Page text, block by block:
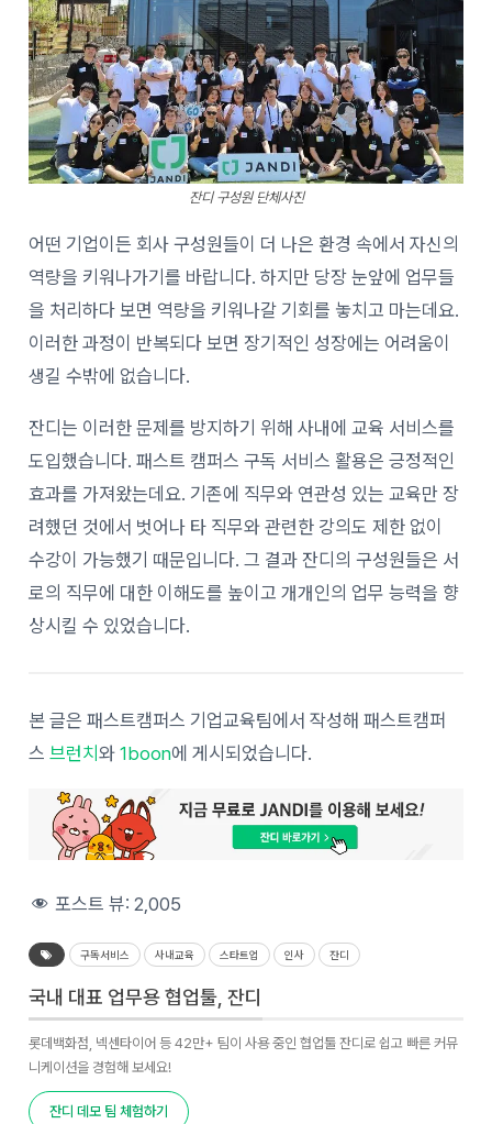
잔디 구성원 단체사진
어떤 기업이든 회사 구성원들이 더 나은 환경 속에서 자신의
역량을 키워나가기를 바랍니다. 하지만 당장 눈앞에 업무들
을 처리하다 보면 역량을 키워나갈 기회를 놓치고 마는데요.
이러한 과정이 반복되다 보면 장기적인 성장에는 어려움이
생길 수밖에 없습니다.
잔디는 이러한 문제를 방지하기 위해 사내에 교육 서비스를
도입했습니다. 패스트 캠퍼스 구독 서비스 활용은 긍정적인
효과를 가져왔는데요. 기존에 직무와 연관성 있는 교육만 장
려했던 것에서 벗어나 타 직무와 관련한 강의도 제한 없이
수강이 가능했기 때문입니다. 그 결과 잔디의 구성원들은 서
로의 직무에 대한 이해도를 높이고 개개인의 업무 능력을 향
상시킬 수 있었습니다.
본 글은 패스트캠퍼스 기업교육팀에서 작성해 패스트캠퍼
스브런치와1boon에 게시되었습니다.
포스트 뷰:2,005
구독서비스 사내교육 스타트업 인사 잔디
국내 대표 업무용 협업툴, 잔디
롯데백화점, 넥센타이어 등 42만+ 팀이 사용 중인 협업툴 잔디로 쉽고 빠른 커뮤
니케이션을 경험해 보세요!
잔디 데모 팀 체험하기